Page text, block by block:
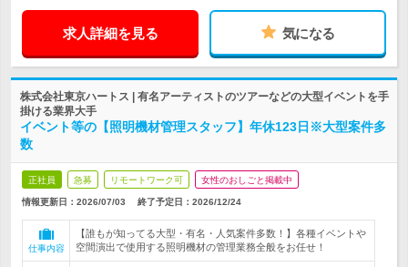
求人詳細を見る 気になる
株式会社東京ハートス | 有名アーティストのツアーなどの大型イベントを手
掛ける業界大手
イベント等の【照明機材管理スタッフ】年休123日※大型案件多
数
正社員 急募 リモートワーク可 女性のおしごと掲載中
情報更新日：2026/07/03 終了予定日： 2026/12/24
仕事内容
【誰もが知ってる大型・有名・人気案件多数！】各種イベントや
空間演出で使用する照明機材の管理業務全般をお任せ！